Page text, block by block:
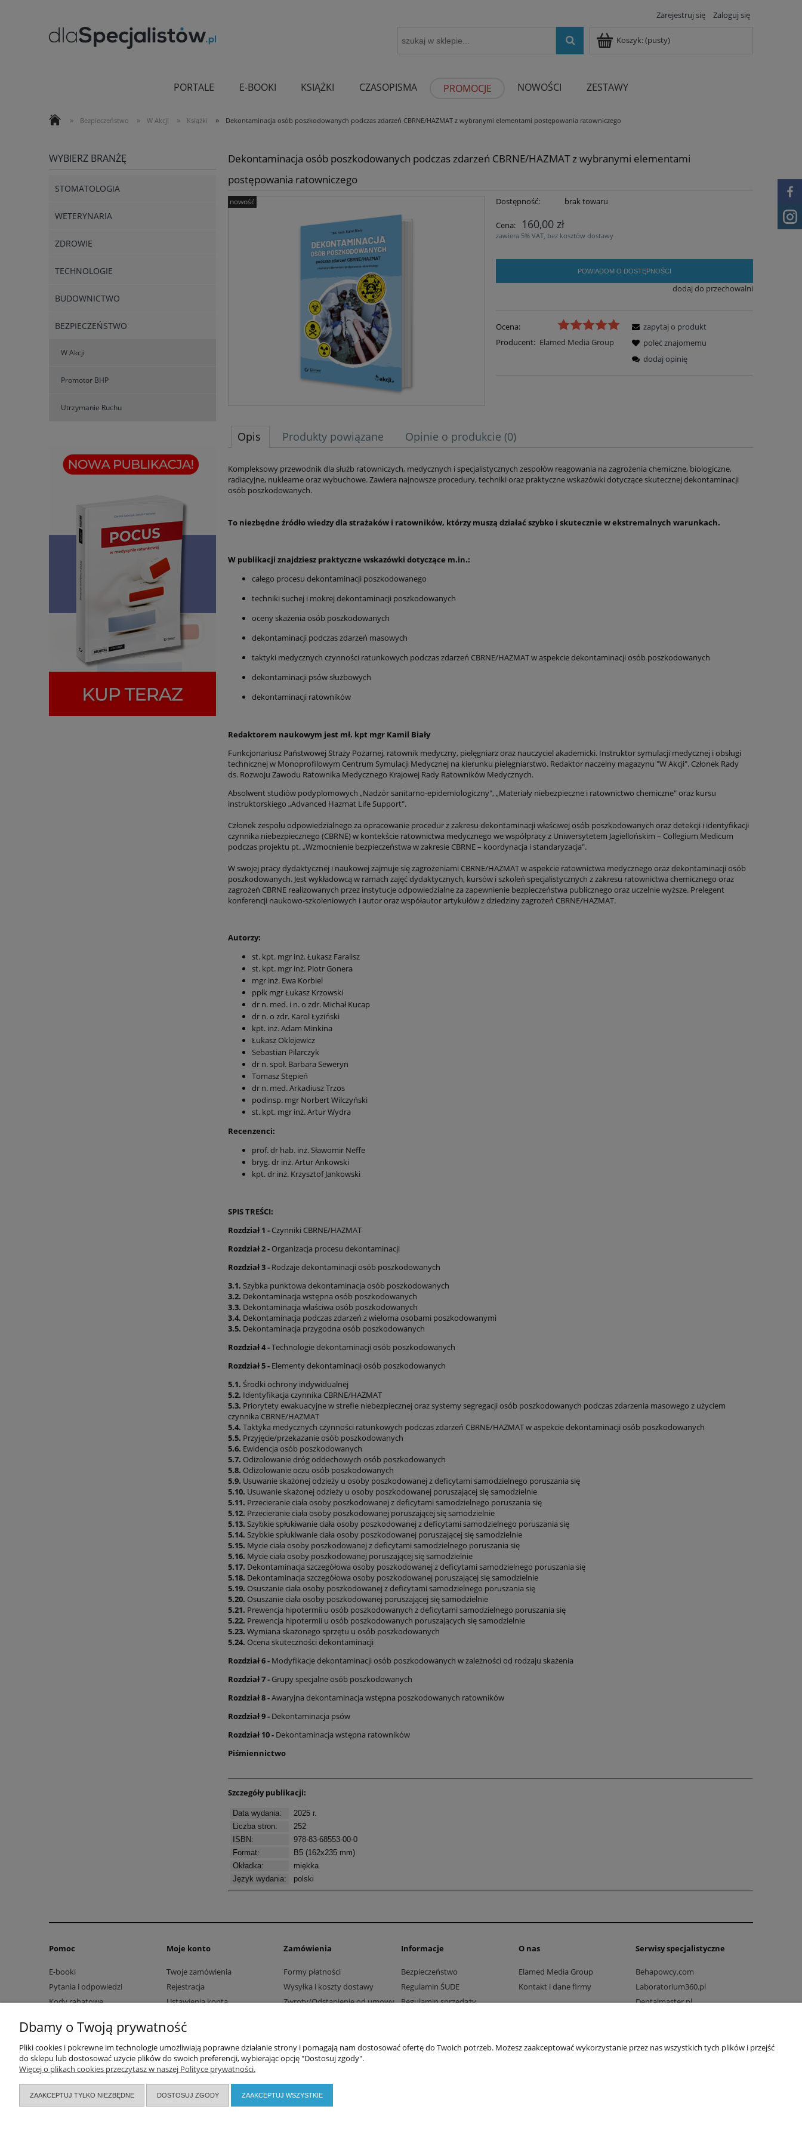
Zarejestruj się Zaloguj się
Koszyk:(pusty)
PORTALE E-BOOKI KSIĄŻKI CZASOPISMA PROMOCJE NOWOŚCI ZESTAWY
» Bezpieczeństwo » W Akcji » Książki » Dekontaminacja osób poszkodowanych podczas zdarzeń CBRNE/HAZMAT z wybranymi elementami postępowania ratowniczego
WYBIERZ BRANŻĘ
STOMATOLOGIA
WETERYNARIA
ZDROWIE
TECHNOLOGIE
BUDOWNICTWO
BEZPIECZEŃSTWO
W Akcji
Promotor BHP
Utrzymanie Ruchu
Dekontaminacja osób poszkodowanych podczas zdarzeń CBRNE/HAZMAT z wybranymi elementami
postępowania ratowniczego
nowość Dostępność: brak towaru
Cena: 160,00 zł
zawiera 5% VAT, bez kosztów dostawy
POWIADOM O DOSTĘPNOŚCI
dodaj do przechowalni
Ocena:
Producent: Elamed Media Group
zapytaj o produkt
poleć znajomemu
dodaj opinię
Opis Produkty powiązane Opinie o produkcie (0)
Kompleksowy przewodnik dla służb ratowniczych, medycznych i specjalistycznych zespołów reagowania na zagrożenia chemiczne, biologiczne,
radiacyjne, nuklearne oraz wybuchowe. Zawiera najnowsze procedury, techniki oraz praktyczne wskazówki dotyczące skutecznej dekontaminacji
osób poszkodowanych.
To niezbędne źródło wiedzy dla strażaków i ratowników, którzy muszą działać szybko i skutecznie w ekstremalnych warunkach.
W publikacji znajdziesz praktyczne wskazówki dotyczące m.in.:
całego procesu dekontaminacji poszkodowanego
techniki suchej i mokrej dekontaminacji poszkodowanych
oceny skażenia osób poszkodowanych
dekontaminacji podczas zdarzeń masowych
taktyki medycznych czynności ratunkowych podczas zdarzeń CBRNE/HAZMAT w aspekcie dekontaminacji osób poszkodowanych
dekontaminacji psów służbowych
dekontaminacji ratowników
Redaktorem naukowym jest mł. kpt mgr Kamil Biały
Funkcjonariusz Państwowej Straży Pożarnej, ratownik medyczny, pielęgniarz oraz nauczyciel akademicki. Instruktor symulacji medycznej i obsługi
technicznej w Monoprofilowym Centrum Symulacji Medycznej na kierunku pielęgniarstwo. Redaktor naczelny magazynu "W Akcji". Członek Rady
ds. Rozwoju Zawodu Ratownika Medycznego Krajowej Rady Ratowników Medycznych.
Absolwent studiów podyplomowych „Nadzór sanitarno-epidemiologiczny", „Materiały niebezpieczne i ratownictwo chemiczne" oraz kursu
instruktorskiego „Advanced Hazmat Life Support".
Członek zespołu odpowiedzialnego za opracowanie procedur z zakresu dekontaminacji właściwej osób poszkodowanych oraz detekcji i identyfikacji
czynnika niebezpiecznego (CBRNE) w kontekście ratownictwa medycznego we współpracy z Uniwersytetem Jagiellońskim – Collegium Medicum
podczas projektu pt. „Wzmocnienie bezpieczeństwa w zakresie CBRNE – koordynacja i standaryzacja".
W swojej pracy dydaktycznej i naukowej zajmuje się zagrożeniami CBRNE/HAZMAT w aspekcie ratownictwa medycznego oraz dekontaminacji osób
poszkodowanych. Jest wykładowcą w ramach zajęć dydaktycznych, kursów i szkoleń specjalistycznych z zakresu ratownictwa chemicznego oraz
zagrożeń CBRNE realizowanych przez instytucje odpowiedzialne za zapewnienie bezpieczeństwa publicznego oraz uczelnie wyższe. Prelegent
konferencji naukowo-szkoleniowych i autor oraz współautor artykułów z dziedziny zagrożeń CBRNE/HAZMAT.
Autorzy:
st. kpt. mgr inż. Łukasz Faralisz
st. kpt. mgr inż. Piotr Gonera
mgr inż. Ewa Korbiel
ppłk mgr Łukasz Krzowski
dr n. med. i n. o zdr. Michał Kucap
dr n. o zdr. Karol Łyziński
kpt. inż. Adam Minkina
Łukasz Oklejewicz
Sebastian Pilarczyk
dr n. społ. Barbara Seweryn
Tomasz Stępień
dr n. med. Arkadiusz Trzos
podinsp. mgr Norbert Wilczyński
st. kpt. mgr inż. Artur Wydra
Recenzenci:
prof. dr hab. inż. Sławomir Neffe
bryg. dr inż. Artur Ankowski
kpt. dr inż. Krzysztof Jankowski
SPIS TREŚCI:
Rozdział 1 - Czynniki CBRNE/HAZMAT
Rozdział 2 - Organizacja procesu dekontaminacji
Rozdział 3 - Rodzaje dekontaminacji osób poszkodowanych
3.1. Szybka punktowa dekontaminacja osób poszkodowanych
3.2. Dekontaminacja wstępna osób poszkodowanych
3.3. Dekontaminacja właściwa osób poszkodowanych
3.4. Dekontaminacja podczas zdarzeń z wieloma osobami poszkodowanymi
3.5. Dekontaminacja przygodna osób poszkodowanych
Rozdział 4 -Technologie dekontaminacji osób poszkodowanych
Rozdział 5 - Elementy dekontaminacji osób poszkodowanych
5.1. Środki ochrony indywidualnej
5.2. Identyfikacja czynnika CBRNE/HAZMAT
5.3. Priorytety ewakuacyjne w strefie niebezpiecznej oraz systemy segregacji osób poszkodowanych podczas zdarzenia masowego z użyciem
czynnika CBRNE/HAZMAT
5.4. Taktyka medycznych czynności ratunkowych podczas zdarzeń CBRNE/HAZMAT w aspekcie dekontaminacji osób poszkodowanych
5.5. Przyjęcie/przekazanie osób poszkodowanych
5.6. Ewidencja osób poszkodowanych
5.7. Odizolowanie dróg oddechowych osób poszkodowanych
5.8. Odizolowanie oczu osób poszkodowanych
5.9. Usuwanie skażonej odzieży u osoby poszkodowanej z deficytami samodzielnego poruszania się
5.10. Usuwanie skażonej odzieży u osoby poszkodowanej poruszającej się samodzielnie
5.11. Przecieranie ciała osoby poszkodowanej z deficytami samodzielnego poruszania się
5.12. Przecieranie ciała osoby poszkodowanej poruszającej się samodzielnie
5.13. Szybkie spłukiwanie ciała osoby poszkodowanej z deficytami samodzielnego poruszania się
5.14. Szybkie spłukiwanie ciała osoby poszkodowanej poruszającej się samodzielnie
5.15. Mycie ciała osoby poszkodowanej z deficytami samodzielnego poruszania się
5.16. Mycie ciała osoby poszkodowanej poruszającej się samodzielnie
5.17. Dekontaminacja szczegółowa osoby poszkodowanej z deficytami samodzielnego poruszania się
5.18. Dekontaminacja szczegółowa osoby poszkodowanej poruszającej się samodzielnie
5.19. Osuszanie ciała osoby poszkodowanej z deficytami samodzielnego poruszania się
5.20. Osuszanie ciała osoby poszkodowanej poruszającej się samodzielnie
5.21. Prewencja hipotermii u osób poszkodowanych z deficytami samodzielnego poruszania się
5.22. Prewencja hipotermii u osób poszkodowanych poruszających się samodzielnie
5.23. Wymiana skażonego sprzętu u osób poszkodowanych
5.24. Ocena skuteczności dekontaminacji
Rozdział 6 - Modyfikacje dekontaminacji osób poszkodowanych w zależności od rodzaju skażenia
Rozdział 7 - Grupy specjalne osób poszkodowanych
Rozdział 8 -Awaryjna dekontaminacja wstępna poszkodowanych ratowników
Rozdział 9 - Dekontaminacja psów
Rozdział 10 - Dekontaminacja wstępna ratowników
Piśmiennictwo
Szczegóły publikacji:
Data wydania:
2025 r.
Liczba stron:
252
ISBN:
978-83-68553-00-0
Format:
B5 (162x235 mm)
Okładka:
miękka
Język wydania:
polski
Pomoc
E-booki
Pytania i odpowiedzi
Kody rabatowe
Moje konto
Twoje zamówienia
Rejestracja
Ustawienia konta
Zamówienia
Formy płatności
Wysyłka i koszty dostawy
Zwroty/Odstąpienie od umowy
Informacje
Bezpieczeństwo
Regulamin ŚUDE
Regulamin sprzedaży
O nas
Elamed Media Group
Kontakt i dane firmy
Serwisy specjalistyczne
Behapowcy.com
Laboratorium360.pl
Dentalmaster.pl
Drogowo-mostowy.pl
Dbamy o Twoją prywatność
Pliki cookies i pokrewne im technologie umożliwiają poprawne działanie strony i pomagają nam dostosować ofertę do Twoich potrzeb. Możesz zaakceptować wykorzystanie przez nas wszystkich tych plików i przejść
do sklepu lub dostosować użycie plików do swoich preferencji, wybierając opcję "Dostosuj zgody".
Więcej o plikach cookies przeczytasz w naszej Polityce prywatności.
ZAAKCEPTUJ TYLKO NIEZBĘDNE DOSTOSUJ ZGODY ZAAKCEPTUJ WSZYSTKIE